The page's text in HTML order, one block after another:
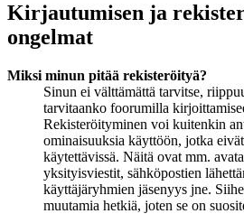
Kirjautumisen ja
ongelmat
Miksi minun pitää rekisteröityä?
Sinun ei välttämättä tarvitse,
tarvitaanko foorumilla
Rekisteröityminen voi kuitenkin
ominaisuuksia käyttöön, jotka
käytettävissä. Näitä ovat mm.
yksityisviestit, sähköpostien
käyttäjäryhmien jäsenyys jne.
muutamia hetkiä, joten se on